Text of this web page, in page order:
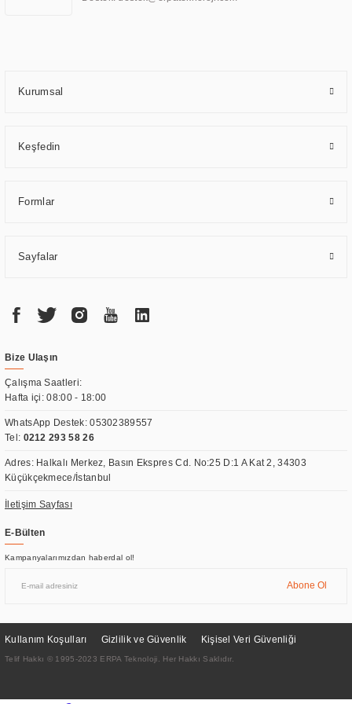
Kurumsal
Keşfedin
Formlar
Sayfalar
Bize Ulaşın
Çalışma Saatleri:
Hafta içi: 08:00 - 18:00
WhatsApp Destek:05302389557
Tel: 0212 293 58 26
Adres: Halkalı Merkez, Basın Ekspres Cd. No:25 D:1 A Kat 2, 34303
Küçükçekmece/İstanbul
İletişim Sayfası
E-Bülten
Kampanyalarımızdan haberdal ol!
Abone Ol
Kullanım Koşulları Gizlilik ve Güvenlik Kişisel Veri Güvenliği
Telif Hakkı © 1995-2023 ERPA Teknoloji. Her Hakkı Saklıdır.